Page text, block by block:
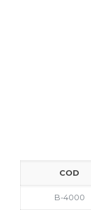
COD
B-4000